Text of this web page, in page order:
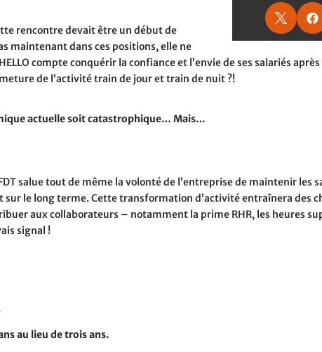
 
rencontre devait être un début de
maintenant dans ces positions, elle ne
compte conquérir la confiance et l’envie de ses salariés
de l’activité train de jour et train de nuit ?!
actuelle soit catastrophique… Mais…
salue tout de même la volonté de l’entreprise de maintenir les
sur le long terme. Cette transformation d’activité entraînera des
aux collaborateurs – notamment la prime RHR, les heures
signal !
au lieu de trois ans.